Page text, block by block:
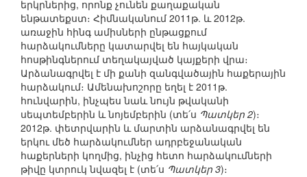
երկրներից, որոնք չունեն քաղաքական
ենթատեքստ։ Հիմնականում 2011թ. և 2012թ.
առաջին հինգ ամիսների ընթացքում
հարձակումները կատարվել են հայկական
հոսթինգներում տեղակայված կայքերի վրա։
Արձանագրվել է մի քանի զանգվածային հաքերային
հարձակում։ Ամենախոշորը եղել է 2011թ.
հունվարին, ինչպես նաև նույն թվականի
սեպտեմբերին և նոյեմբերին (տե՛ս Պատկեր 2)։
2012թ. փետրվարին և մարտին արձանագրվել են
երկու մեծ հարձակումներ ադրբեջանական
հաքերների կողմից, ինչից հետո հարձակումների
թիվը կտրուկ նվազել է (տե՛ս Պատկեր 3)։